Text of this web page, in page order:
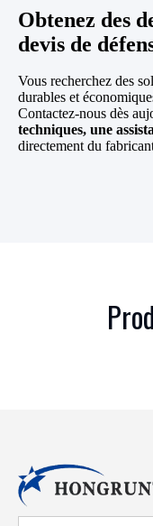
Obtenez des
devis de
Vous recherchez des
durables et
Contactez-nous dès
techniques, une
directement du